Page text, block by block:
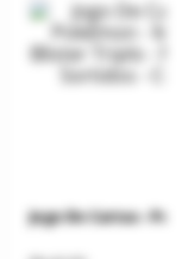
online em
em 2017
é recheado de
para colecionar,